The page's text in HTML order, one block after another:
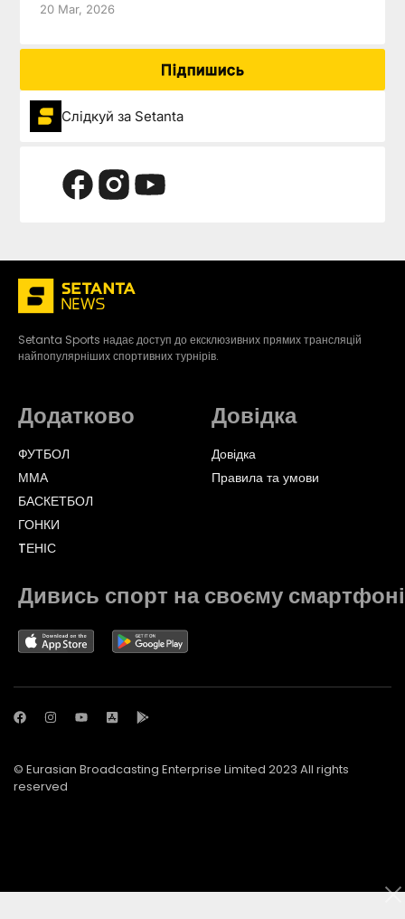
20 Mar, 2026
Підпишись
Слідкуй за Setanta
Setanta Sports надає доступ до ексклюзивних прямих трансляцій
найпопулярніших спортивних турнірів.
Додатково
ФУТБОЛ
ММА
БАСКЕТБОЛ
ГОНКИ
TЕНІС
Довідка
Довідка
Правила та умови
Дивись спорт на своєму смартфоні
© Eurasian Broadcasting Enterprise Limited 2023 All rights
reserved